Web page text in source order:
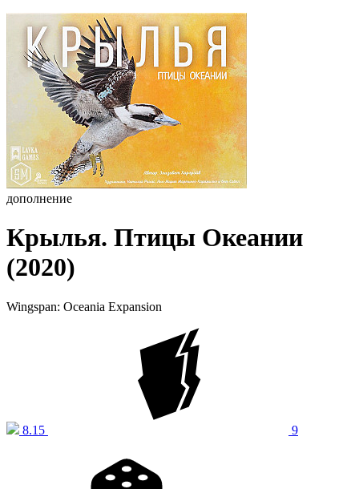
дополнение
Крылья. Птицы Океании
(2020)
Wingspan: Oceania Expansion
8.15 9